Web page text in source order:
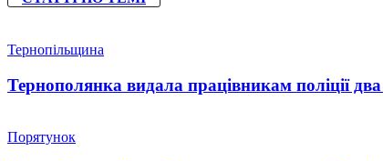
Тернопільщина
Тернополянка видала працівникам поліції
Порятунок